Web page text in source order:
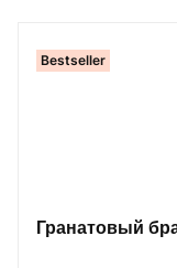
Bestseller
Гранатовый